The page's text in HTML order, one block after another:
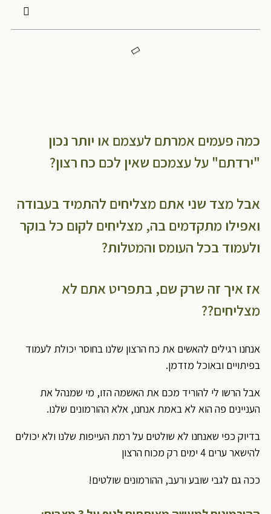
כמה פעמים אמרתם לעצמם או יותר נכון
"ירדתם" על עצמכם שאין לכם כח רצון?
אבל מצד שני אתם מצליחים להתמיד בעבודה
ואפילו מתקדמים בה, מצליחים לקום כל בוקר
ולעמוד בכל העומס והמטלות?
אז איך זה שרק שם, בתפריט אתם לא
מצליחים??
אנחנו רגילים להאשים את כח הרצון שלנו בחוסר יכולת לעמוד
בפיתויים ובאוכל מזדמן.
אבל הרשו לי להוריד מכם את האשמה הזו, מי שמנהל את
העניינים פה הוא לא באמת אנחנו, אלא ההורמונים שלנו.
בדיוק כפי שאנחנו לא שולטים על רמת העייפות שלנו ולא יכולים
להישאר ערים 4 ימים רק מכוח הרצון
ככה גם לגבי שובע ורעב, ההורמונים שולטים!